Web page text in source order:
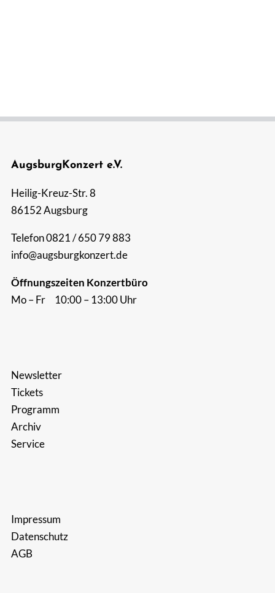
AugsburgKonzert e.V.
Heilig-Kreuz-Str. 8
86152 Augsburg
Telefon 0821 / 650 79 883
info@augsburgkonzert.de
Öffnungszeiten Konzertbüro
Mo – Fr 10:00 – 13:00 Uhr
Newsletter
Tickets
Programm
Archiv
Service
Impressum
Datenschutz
AGB